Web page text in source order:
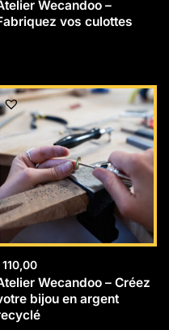
Wecandoo –
vos culottes
110,00
Wecandoo – Créez
bijou en argent